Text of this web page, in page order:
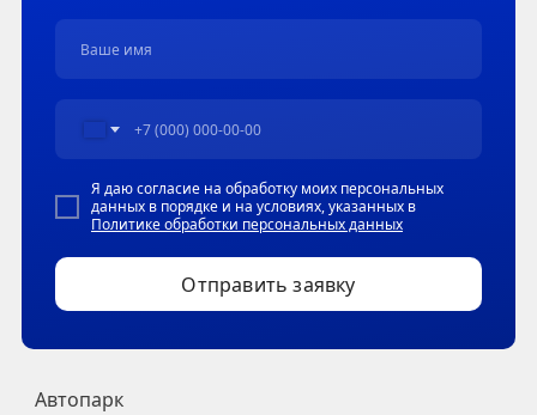
Я даю согласие на обработку моих персональных
данных в порядке и на условиях, указанных в
Политике обработки персональных данных
Отправить заявку
Автопарк